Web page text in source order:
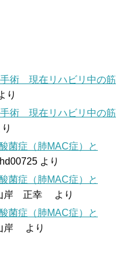
術 現在リハビリ中の筋
り
術 現在リハビリ中の筋
菌症（肺MAC症）と
より
菌症（肺MAC症）と
岸 正幸
より
菌症（肺MAC症）と
岸 より